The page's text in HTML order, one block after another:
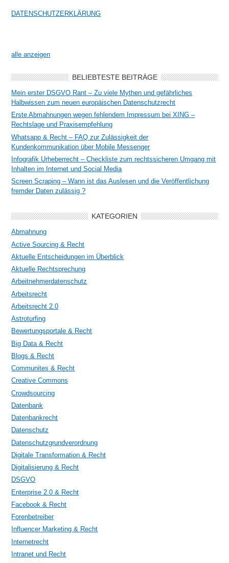
DATENSCHUTZERKLÄRUNG
alle anzeigen
BELIEBTESTE BEITRÄGE
Mein erster DSGVO Rant – Zu viele Mythen und gefährliches
Halbwissen zum neuen europäischen Datenschutzrecht
Erste Abmahnungen wegen fehlendem Impressum bei XING –
Rechtslage und Praxisempfehlung
Whatsapp & Recht – FAQ zur Zulässigkeit der
Kundenkommunikation über Mobile Messenger
Infografik Urheberrecht – Checkliste zum rechtssicheren Umgang mit
Inhalten im Internet und Social Media
Screen Scraping – Wann ist das Auslesen und die Veröffentlichung
fremder Daten zulässig ?
KATEGORIEN
Abmahnung
Active Sourcing & Recht
Aktuelle Entscheidungen im Überblick
Aktuelle Rechtsprechung
Arbeitnehmerdatenschutz
Arbeitsrecht
Arbeitsrecht 2.0
Astroturfing
Bewertungsportale & Recht
Big Data & Recht
Blogs & Recht
Communites & Recht
Creative Commons
Crowdsourcing
Datenbank
Datenbankrecht
Datenschutz
Datenschutzgrundverordnung
Digitale Transformation & Recht
Digitalisierung & Recht
DSGVO
Enterprise 2.0 & Recht
Facebook & Recht
Forenbetreiber
Influencer Marketing & Recht
Internetrecht
Intranet und Recht